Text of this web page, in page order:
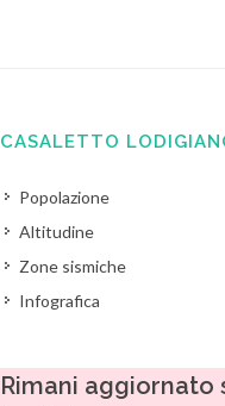
CASALETTO
Popolazione
Altitudine
Zone sismiche
Infografica
Rimani aggiornato